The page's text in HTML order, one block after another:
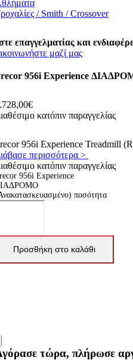
/ Smith / Crossover
επαγγελματίας και
μαζί μας
956i Experience
€
κατόπιν παραγγελίας
956i Experience Treadmill
περισσότερα >
κατόπιν παραγγελίας
956i Experience
ποσότητα
Προσθήκη στο καλάθι
τώρα, πλήρωσε